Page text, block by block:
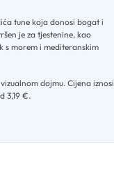
tune koja donosi bogat i
je za tjestenine, kao
s morem i mediteranskim
dojmu. Cijena iznosi
3,19 €.